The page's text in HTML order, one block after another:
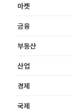
마켓
금융
부동산
산업
경제
국제